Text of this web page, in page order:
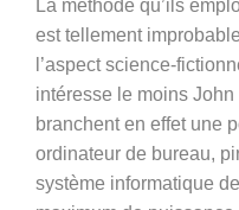
La méthode qu’ils
est tellement
l’aspect science-
intéresse le moins
branchent en effet une
ordinateur de bureau,
système informatique